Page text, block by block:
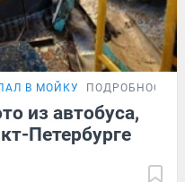
В МОЙКУ ПОДРОБНОСТИ
из автобуса,
Петербурге